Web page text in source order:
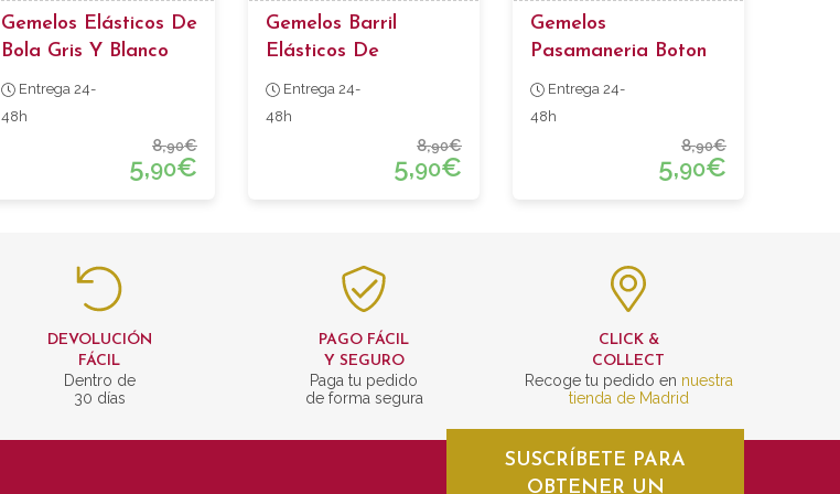
Gemelos Elásticos De
Bola Gris Y Blanco
Entrega 24-
48h
8,90€
5,90€
Gemelos Barril
Elásticos De
Pasamanería Beige
Entrega 24-
48h
8,90€
5,90€
Gemelos
Pasamaneria Boton
Celeste
Entrega 24-
48h
8,90€
5,90€
DEVOLUCIÓN
FÁCIL
Dentro de
30 días
PAGO FÁCIL
Y SEGURO
Paga tu pedido
de forma segura
CLICK &
COLLECT
Recoge tu pedido en nuestra
tienda de Madrid
SUSCRÍBETE PARA
OBTENER UN